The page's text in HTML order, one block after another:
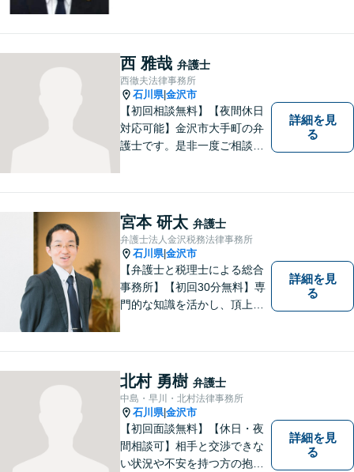
さい（相談料：１時間５5００
円(税込））
西 雅哉 弁護士
西徹夫法律事務所
石川県|金沢市
【初回相談無料】【夜間休日
対応可能】金沢市大手町の弁
護士です。是非一度ご相談く
詳細を見
る
宮本 研太 弁護士
弁護士法人金沢税務法律事務所
石川県|金沢市
【弁護士と税理士による総合
事務所】【初回30分無料】専
門的な知識を活かし、頂上＝
トします。 事務所ホームペー
ジあります。
詳細を見
る
北村 勇樹 弁護士
中島・早川・北村法律事務所
石川県|金沢市
【初回面談無料】【休日・夜
間相談可】相手と交渉できな
い状況や不安を持つ方の抱え
詳細を見
る